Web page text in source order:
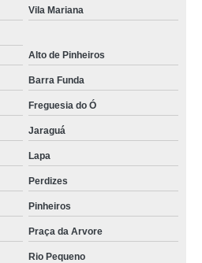
Vila Mariana
Alto de Pinheiros
Barra Funda
Freguesia do Ó
Jaraguá
Lapa
Perdizes
Pinheiros
Praça da Arvore
Rio Pequeno